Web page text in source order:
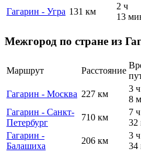
Гагарин - Угра 131 км
2 ч
13
Межгород по стране из
Маршрут Расстояние
Гагарин - Москва 227 км
3 ч
8
Гагарин - Санкт-
Петербург
710 км
7 ч
32
Гагарин -
Балашиха
206 км
3 ч
34